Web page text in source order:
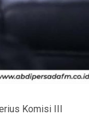
Komisi III